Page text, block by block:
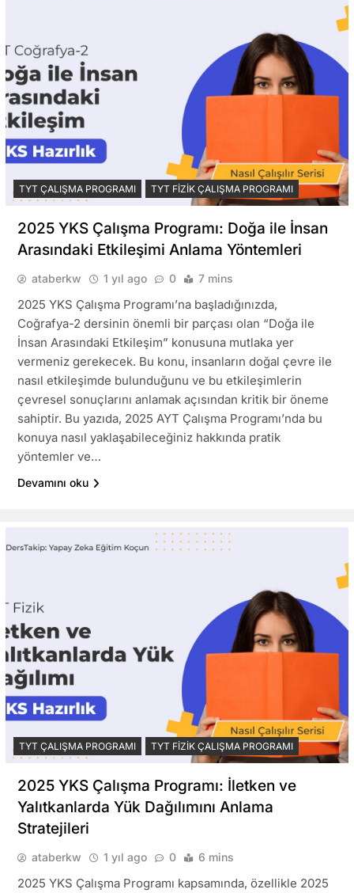
TYT ÇALIŞMA PROGRAMI TYT FIZIK ÇALIŞMA PROGRAMI
2025 YKS Çalışma Programı: Doğa ile İnsan
Arasındaki Etkileşimi Anlama Yöntemleri
ataberkw 1 yıl ago 0 7 mins
2025 YKS Çalışma Programı’na başladığınızda,
Coğrafya-2 dersinin önemli bir parçası olan “Doğa ile
İnsan Arasındaki Etkileşim” konusuna mutlaka yer
vermeniz gerekecek. Bu konu, insanların doğal çevre ile
nasıl etkileşimde bulunduğunu ve bu etkileşimlerin
çevresel sonuçlarını anlamak açısından kritik bir öneme
sahiptir. Bu yazıda, 2025 AYT Çalışma Programı’nda bu
konuya nasıl yaklaşabileceğiniz hakkında pratik
yöntemler ve…
Devamını oku
TYT ÇALIŞMA PROGRAMI TYT FIZIK ÇALIŞMA PROGRAMI
2025 YKS Çalışma Programı: İletken ve
Yalıtkanlarda Yük Dağılımını Anlama
Stratejileri
ataberkw 1 yıl ago 0 6 mins
2025 YKS Çalışma Programı kapsamında, özellikle 2025